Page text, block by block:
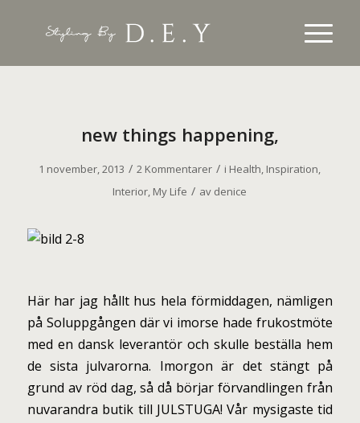
new things happening,
1 november, 2013 / 2 Kommentarer / i Health, Inspiration,
Interior, My Life / av denice
Här har jag hållt hus hela förmiddagen, nämligen
på Soluppgången där vi imorse hade frukostmöte
med en dansk leverantör och skulle beställa hem
de sista julvarorna. Imorgon är det stängt på
grund av röd dag, så då börjar förvandlingen från
nuvarandra butik till JULSTUGA! Vår mysigaste tid